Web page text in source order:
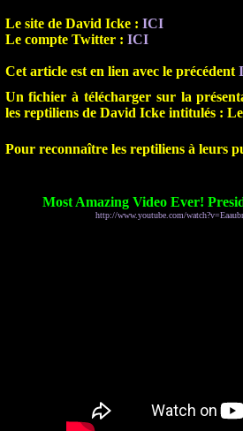
Le site de David Icke : ICI
Le compte Twitter : ICI
Cet article est en lien avec le précédent
Un fichier à télécharger sur la
les reptiliens de David Icke intitulés :
Pour reconnaître les reptiliens à leurs
Most Amazing Video Ever!
http://www.youtube.com/